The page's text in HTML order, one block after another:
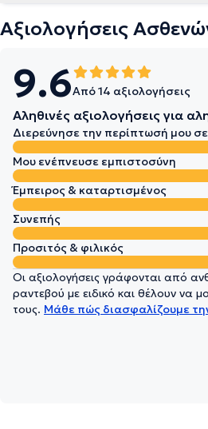
Αξιολογήσεις
9.6Από 14 αξιολογήσεις
Αληθινές αξιολογήσεις για
Διερεύνησε την περίπτωσή μου
Μου ενέπνευσε εμπιστοσύνη
Έμπειρος & καταρτισμένος
Συνεπής
Προσιτός & φιλικός
Οι αξιολογήσεις γράφονται από
ραντεβού με ειδικό και θέλουν να
τους. Μάθε πώς διασφαλίζουμε